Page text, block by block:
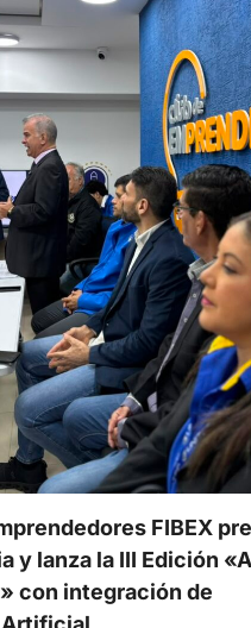
FIBEX
y lanza la III Edición
con integración de